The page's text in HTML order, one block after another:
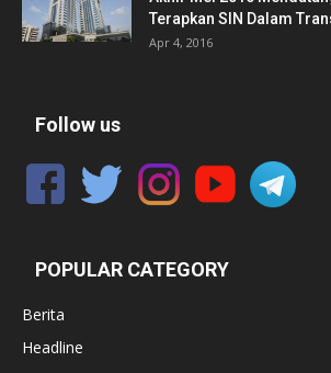
Terapkan SIN Dalam
Apr 4, 2016
Follow us
POPULAR CATEGORY
Berita
Headline